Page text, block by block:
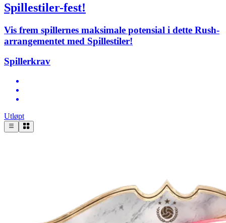
Spillestiler-fest!
Vis frem spillernes maksimale potensial i dette Rush-
arrangementet med Spillestiler!
Spillerkrav
Utløpt